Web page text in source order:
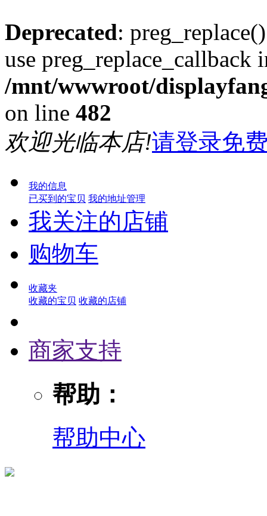
Deprecated:
use preg_replace_callback
/mnt/wwwroot/
on line 482
欢迎光临本店!请登录免
我的信息
已买到的宝贝 我的地址管理
我关注的店铺
购物车
收藏夹
收藏的宝贝 收藏的店铺
商家支持
帮助：
帮助中心